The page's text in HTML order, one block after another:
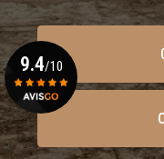
9.4/10
Voir le certificat